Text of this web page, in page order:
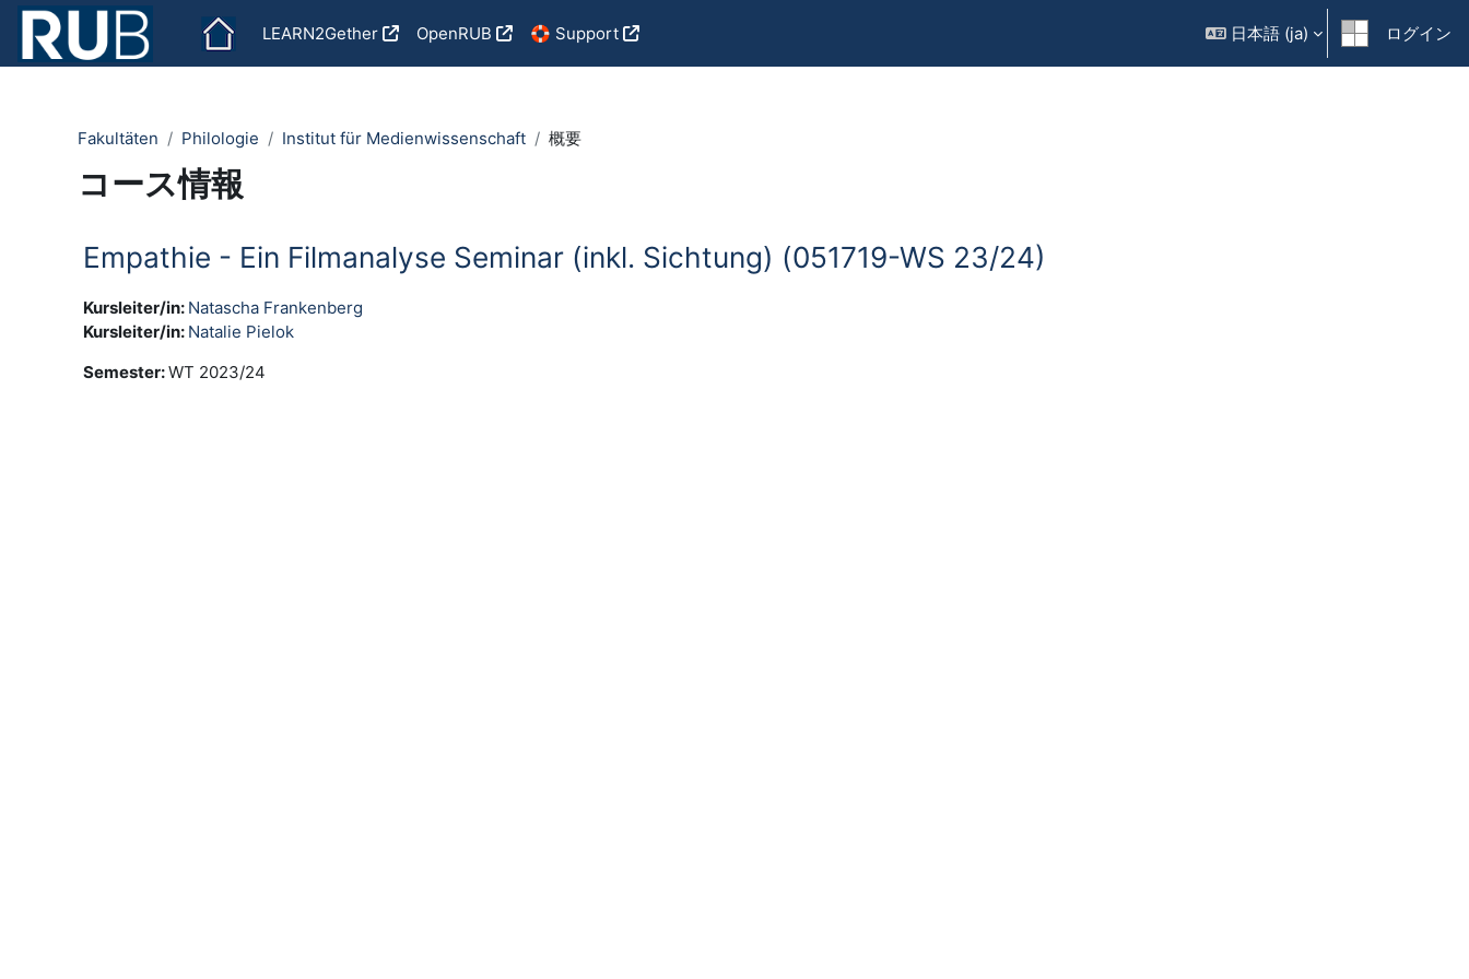
メインコンテンツへスキップする
LEARN2Gether
OpenRUB 🛟 Support 日本語 ‎(ja)‎ ログイン
Fakultäten Philologie Institut für Medienwissenschaft 概要
コース情報
Empathie - Ein Filmanalyse Seminar (inkl. Sichtung) (051719-WS 23/24)
Kursleiter/in: Natascha Frankenberg
Kursleiter/in: Natalie Pielok
Semester:WT 2023/24